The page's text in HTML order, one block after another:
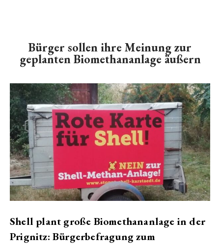
Bürger sollen ihre Meinung zur
geplanten Biomethananlage äußern
Shell plant große Biomethananlage in der
Prignitz: Bürgerbefragung zum